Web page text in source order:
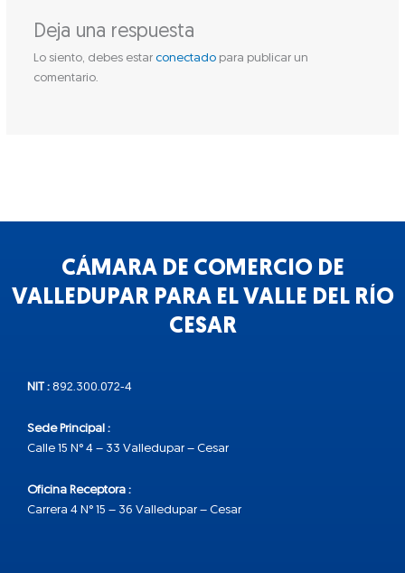
Deja una respuesta
Lo siento, debes estar conectadopara publicar un
comentario.
CÁMARA DE COMERCIO DE
VALLEDUPAR PARA EL VALLE DEL RÍO
CESAR
NIT : 892.300.072-4
Sede Principal :
Calle 15 N° 4 – 33 Valledupar – Cesar
Oficina Receptora :
Carrera 4 N° 15 – 36 Valledupar – Cesar